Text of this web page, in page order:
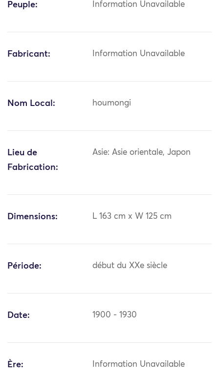
Peuple: Information Unavailable
Fabricant: Information Unavailable
Nom Local: houmongi
Lieu de
Fabrication:
Asie: Asie orientale, Japon
Dimensions: L 163 cm x W 125 cm
Période: début du XXe siècle
Date: 1900 - 1930
Ère: Information Unavailable